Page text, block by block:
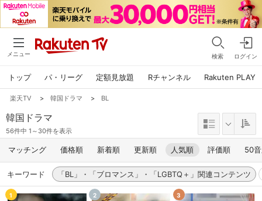
メニュー 検索 ログイン
トップ パ・リーグ 定額見放題 Rチャンネル Rakuten PLAY
楽天TV > 韓国ドラマ > BL
韓国ドラマ
56件中 1～30件を表示
マッチング 価格順 新着順 更新順 人気順 評価順 50
キーワード 「BL」・「ブロマンス」・「LGBTQ＋」関連コンテンツ
1 2 3